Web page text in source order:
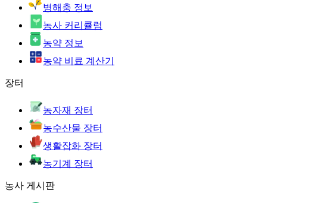
병해충 정보
농사 커리큘럼
농약 정보
농약 비료 계산기
장터
농자재 장터
농수산물 장터
생활잡화 장터
농기계 장터
농사 게시판